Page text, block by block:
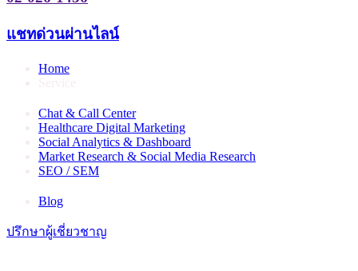
แชทด่วนผ่านไลน์
Home
Chat & Call Center
Healthcare Digital Marketing
Social Analytics & Dashboard
Market Research & Social Media Research
SEO / SEM
Blog
ปรึกษาผู้เชี่ยวชาญ